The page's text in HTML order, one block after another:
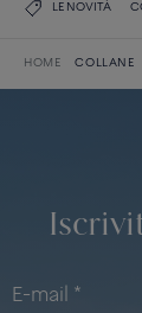
LE NOVITÀ
HOME COLLANE